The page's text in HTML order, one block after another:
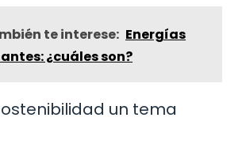
te interese: Energías
¿cuáles son?
un tema